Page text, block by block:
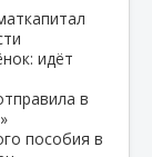
идёт
в
пособия в